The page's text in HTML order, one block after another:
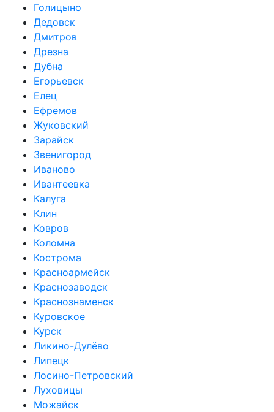
Голицыно
Дедовск
Дмитров
Дрезна
Дубна
Егорьевск
Елец
Ефремов
Жуковский
Зарайск
Звенигород
Иваново
Ивантеевка
Калуга
Клин
Ковров
Коломна
Кострома
Красноармейск
Краснозаводск
Краснознаменск
Куровское
Курск
Ликино-Дулёво
Липецк
Лосино-Петровский
Луховицы
Можайск